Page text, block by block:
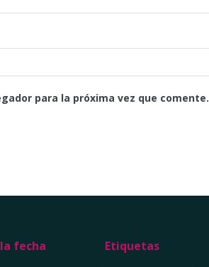
para la próxima vez que comente.
fecha Etiquetas